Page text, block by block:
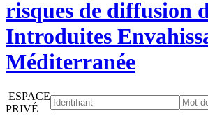
ESPACE
PRIVÉ